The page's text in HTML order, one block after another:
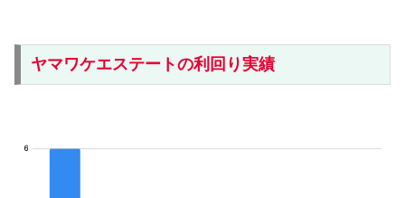
ヤマワケエステートの利回り実績